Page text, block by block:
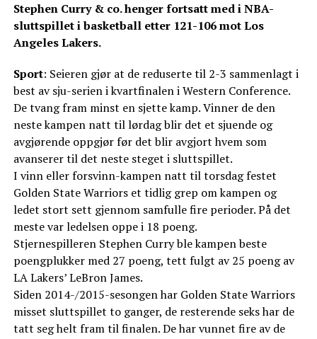
Stephen Curry & co. henger fortsatt med i NBA-
sluttspillet i basketball etter 121-106 mot Los
Angeles Lakers.
Sport: Seieren gjør at de reduserte til 2-3 sammenlagt i
best av sju-serien i kvartfinalen i Western Conference.
De tvang fram minst en sjette kamp. Vinner de den
neste kampen natt til lørdag blir det et sjuende og
avgjørende oppgjør før det blir avgjort hvem som
avanserer til det neste steget i sluttspillet.
I vinn eller forsvinn-kampen natt til torsdag festet
Golden State Warriors et tidlig grep om kampen og
ledet stort sett gjennom samfulle fire perioder. På det
meste var ledelsen oppe i 18 poeng.
Stjernespilleren Stephen Curry ble kampen beste
poengplukker med 27 poeng, tett fulgt av 25 poeng av
LA Lakers’ LeBron James.
Siden 2014-/2015-sesongen har Golden State Warriors
misset sluttspillet to ganger, de resterende seks har de
tatt seg helt fram til finalen. De har vunnet fire av de